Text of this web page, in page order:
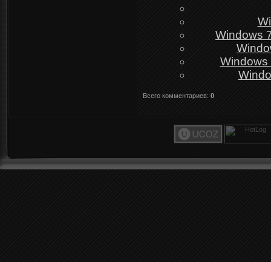
Windows
Всего комментариев: 0